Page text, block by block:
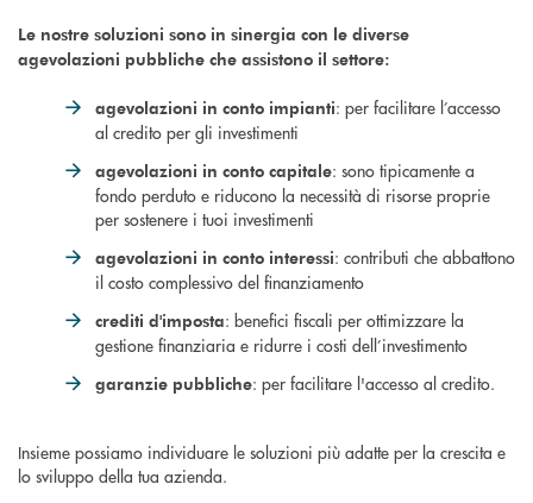
Le nostre soluzioni sono in sinergia con le diverse
agevolazioni pubbliche che assistono il settore:
agevolazioni in conto impianti: per facilitare l’accesso
al credito per gli investimenti
agevolazioni in conto capitale: sono tipicamente a
fondo perduto e riducono la necessità di risorse proprie
per sostenere i tuoi investimenti
agevolazioni in conto interessi: contributi che abbattono
il costo complessivo del finanziamento
crediti d'imposta: benefici fiscali per ottimizzare la
gestione finanziaria e ridurre i costi dell’investimento
garanzie pubbliche: per facilitare l'accesso al credito.
Insieme possiamo individuare le soluzioni più adatte per la crescita e
lo sviluppo della tua azienda.